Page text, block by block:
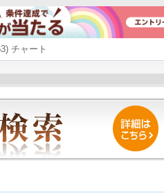
チャート